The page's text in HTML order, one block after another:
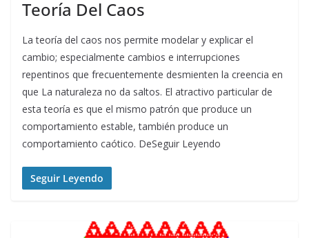
Teoría Del Caos
La teoría del caos nos permite modelar y explicar el
cambio; especialmente cambios e interrupciones
repentinos que frecuentemente desmienten la creencia en
que La naturaleza no da saltos. El atractivo particular de
esta teoría es que el mismo patrón que produce un
comportamiento estable, también produce un
comportamiento caótico. DeSeguir Leyendo
Seguir Leyendo